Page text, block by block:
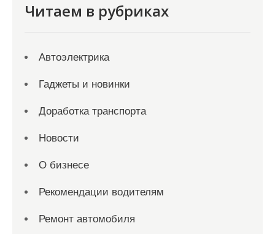
Читаем в рубриках
Автоэлектрика
Гаджеты и новинки
Доработка транспорта
Новости
О бизнесе
Рекомендации водителям
Ремонт автомобиля